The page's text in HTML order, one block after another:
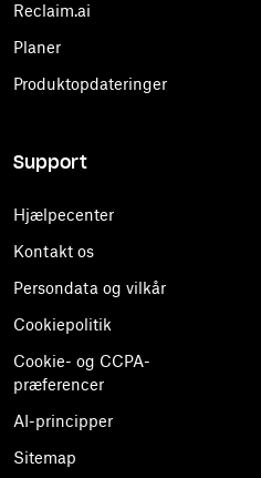
Reclaim.ai
Planer
Produktopdateringer
Support
Hjælpecenter
Kontakt os
Persondata og vilkår
Cookiepolitik
Cookie- og CCPA-
præferencer
AI-principper
Sitemap